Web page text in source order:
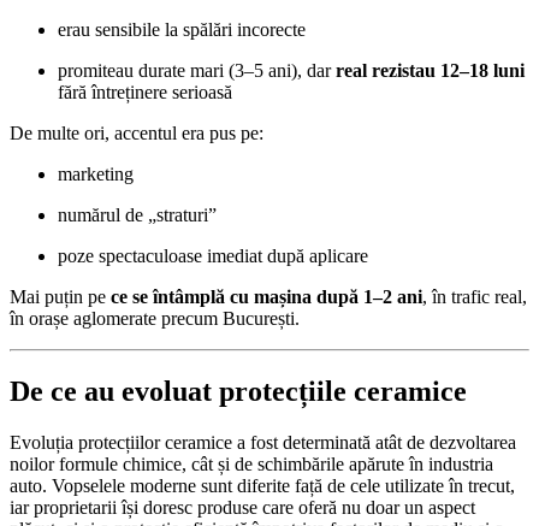
erau sensibile la spălări incorecte
promiteau durate mari (3–5 ani), darreal rezistau 12–18 luni
fără întreținere serioasă
De multe ori, accentul era pus pe:
marketing
numărul de „straturi”
poze spectaculoase imediat după aplicare
Mai puțin pe ce se întâmplă cu mașina după 1–2 ani, în trafic real,
în orașe aglomerate precum București.
De ce au evoluat protecțiile ceramice
Evoluția protecțiilor ceramice a fost determinată atât de dezvoltarea
noilor formule chimice, cât și de schimbările apărute în industria
auto. Vopselele moderne sunt diferite față de cele utilizate în trecut,
iar proprietarii își doresc produse care oferă nu doar un aspect